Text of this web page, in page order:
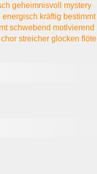
geheimnisvoll mystery
energisch kräftig bestimmt
schwebend motivierend
chorstreicherglockenflöte